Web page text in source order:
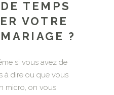
TEMPS
VOTRE
?
si vous avez de
à dire ou que vous
micro, on vous